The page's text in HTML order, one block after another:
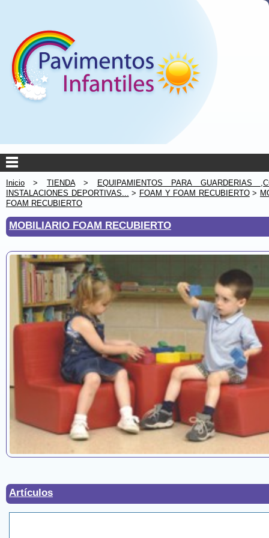
Inicio > TIENDA>
EQUIPAMIENTOS PARA GUARDERIAS
INSTALACIONES DEPORTIVAS... > FOAM Y FOAM RECUBIERTO>
FOAM RECUBIERTO
MOBILIARIO FOAM RECUBIERTO
Artículos